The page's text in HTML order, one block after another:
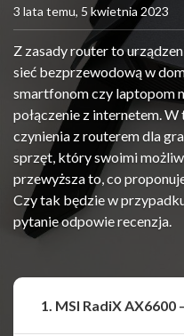
3 lata temu, 5 kwietnia 2023
Z zasady router to
sieć bezprzewodową w
smartfonom czy laptopom
połączenie z internetem.
czynienia z routerem dla
sprzęt, który swoimi
przewyższa to, co
Czy tak będzie w
pytanie odpowie recenzja.
1. MSI RadiX